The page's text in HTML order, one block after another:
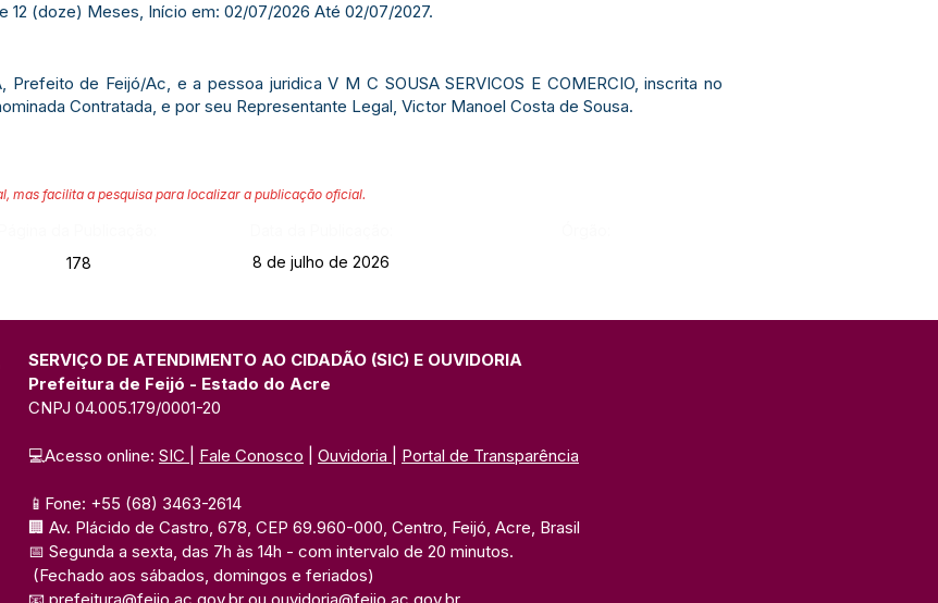
12 (doze) Meses, Início em: 02/07/2026 Até 02/07/2027.
Prefeito de Feijó/Ac, e a pessoa juridica V M C SOUSA SERVICOS E COMERCIO, inscrita no
Contratada, e por seu Representante Legal, Victor Manoel Costa de Sousa.
mas facilita a pesquisa para localizar a publicação oficial.
178 8 de julho de 2026
SERVIÇO DE ATENDIMENTO AO CIDADÃO (SIC) E OUVIDORIA
Prefeitura de Feijó - Estado do Acre
CNPJ 04.005.179/0001-20
💻Acesso online: SIC Fale Conosco Ouvidoria Portal de Transparência
📱Fone: +55 (68) 3463-2614
🏢 Av. Plácido de Castro, 678, CEP 69.960-000, Centro, Feijó, Acre, Brasil
📅 Segunda a sexta, das 7h às 14h - com intervalo de 20 minutos.
(Fechado aos sábados, domingos e feriados)